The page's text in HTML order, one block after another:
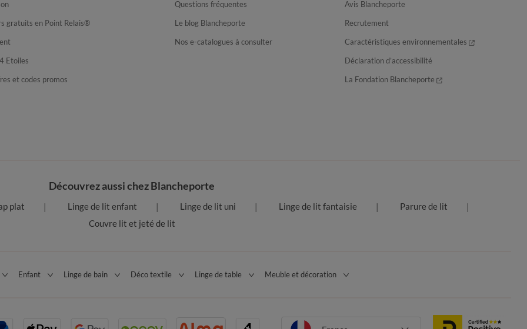
gratuits en Point Relais®
Etoiles
et codes promos
Questions fréquentes
Le blog Blancheporte
Nos e-catalogues à consulter
Avis Blancheporte
Recrutement
Caractéristiques environnementales
Déclaration d’accessibilité
La Fondation Blancheporte
Découvrez aussi chez Blancheporte
plat Linge de lit enfant Linge de lit uni Linge de lit fantaisie
Parure de lit
Couvre lit et jeté de lit
Enfant Linge de bain Déco textile Linge de table Meuble et décoration